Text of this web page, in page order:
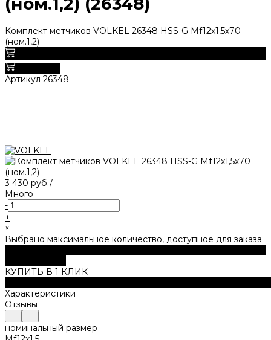
Комплект метчиков VOLKEL 26348 HSS-G Mf12x1,5х70
(ном.1,2)
Артикул 26348
3 430 руб./
Много
-
+
×
Выбрано максимальное количество, доступное для заказа
КУПИТЬ В 1 КЛИК
Характеристики
Отзывы
номинальный размер